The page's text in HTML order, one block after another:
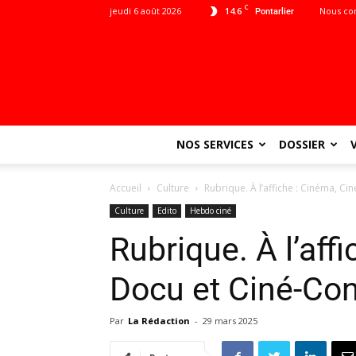
14.6 C Pontarlier
jeudi 6 août 2026 Nous
NOS SERVICES DOSSIER
Accueil Culture Rubrique. À l’affiche : Cinéma,
Culture Edito Hebdo ciné
Rubrique. À
Docu et Ciné-
Par La Rédaction - 29 mars 2025